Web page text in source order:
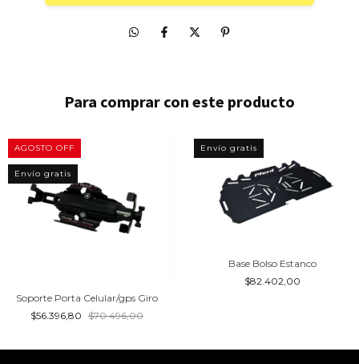
Para comprar con este producto
AGOSTO OFF
Envío gratis
Soporte Porta Celular/gps Giro
$56.396,80 $70.496,00
Envío gratis
Base Bolso Estanco
$82.402,00